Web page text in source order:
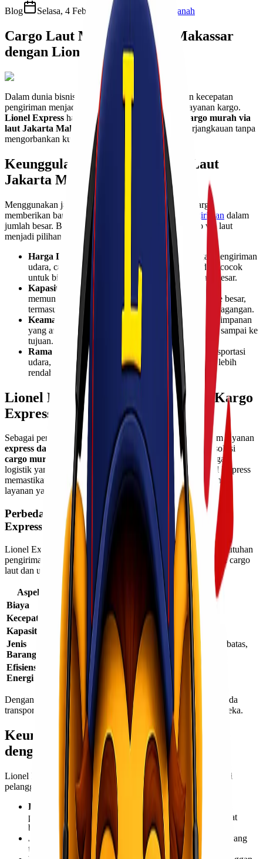
Blog
Selasa, 4 Februari 2025 Ulfi Khasanah
Cargo Laut Murah Jakarta Makassar
dengan Lionel Express!
Dalam dunia bisnis dan logistik, efisiensi biaya dan kecepatan
pengiriman menjadi faktor utama dalam memilih layanan kargo.
Lionel Express hadir sebagai solusi pengiriman
cargo murah via
laut Jakarta Makassaryang mengutamakan keterjangkauan tanpa
mengorbankan kualitas layanan.
Keunggulan Cargo Murah via Laut
Jakarta Makassar
Menggunakan jalur laut sebagai moda transportasi kargo
memberikan banyak keuntungan, terutama bagi
pengiriman dalam
jumlah besar. Berikut beberapa alasan mengapa cargo via laut
menjadi pilihan ideal:
Harga Lebih Ekonomis
– Dibandingkan dengan pengiriman
udara, cargo laut memiliki biaya yang lebih rendah, cocok
untuk bisnis yang membutuhkan pengiriman skala besar.
Kapasitas Lebih Besar
– Pengiriman melalui kapal
memungkinkan pengangkutan barang dalam volume besar,
termasuk produk industri, bahan baku, dan barang dagangan.
Keamanan dan Ketahanan
– Dengan sistem penyimpanan
yang aman, barang tetap dalam kondisi baik hingga sampai ke
tujuan.
Ramah Lingkungan
– Dibandingkan dengan transportasi
udara, pengiriman laut memiliki emisi karbon yang lebih
rendah sehingga lebih ramah lingkungan.
Lionel Express: Spesialis Layanan Kargo
Express dan Laut
Sebagai penyedia jasa pengiriman yang dikenal kuat dalam layanan
express dan udara , Lionel Express
juga menghadirkan solusi
cargo murah via laut Jakarta Makassar
. Dengan jaringan
logistik yang luas dan pengalaman bertahun-tahun, Lionel Express
memastikan pengiriman tetap efisien dengan berbagai pilihan
layanan yang sesuai dengan kebutuhan pelanggan.
Perbedaan Cargo Laut dan Udara di Lionel
Express
Lionel Express memahami bahwa setiap bisnis memiliki kebutuhan
pengiriman yang berbeda. Berikut perbedaan utama layanan cargo
laut dan udara yang disediakan:
Aspek Cargo Laut
Cargo Udara
Biaya
Lebih murah
Kecepatan
Lebih lama
Sangat cepat
Kapasitas
Volume besar
Terbatas
Jenis
Barang
Barang besar &
berat
Barang kecil, barang besar terbatas,
barang urgent
Efisiensi
Energi
Lebih hemat Konsumsi bahan bakar tinggi
Dengan kombinasi layanan ini, pelanggan dapat memilih moda
transportasi yang paling sesuai dengan kebutuhan bisnis mereka.
Keunggulan Pengiriman Cargo Laut
dengan Lionel Express
Lionel Express menawarkan berbagai manfaat tambahan bagi
pelanggan yang memilih layanan cargo laut, di antaranya:
Layanan Konsolidasi
– Menggabungkan beberapa
pengiriman kecil dalam satu kontainer untuk menghemat
biaya.
Jadwal Keberangkatan Terjadwal – Memastikan barang
tiba sesuai dengan waktu yang telah direncanakan.